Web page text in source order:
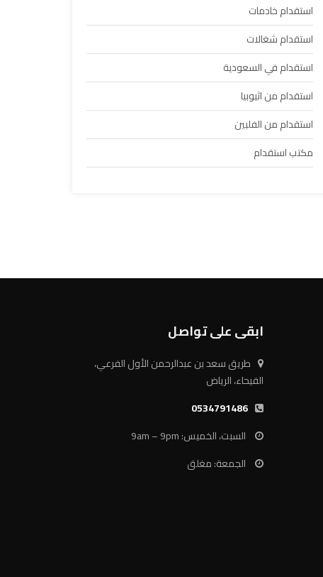
استقدام خادمات
استقدام شغالات
استقدام في السعودية
استقدام من اثيوبيا
استقدام من الفلبين
مكتب استقدام
ابقى على تواصل
طريق سعد بن عبدالرحمن الأول الفرعي،
الفيحاء، الرياض
0534791486
السبت، الخميس: 9am – 9pm
الجمعة: مغلق